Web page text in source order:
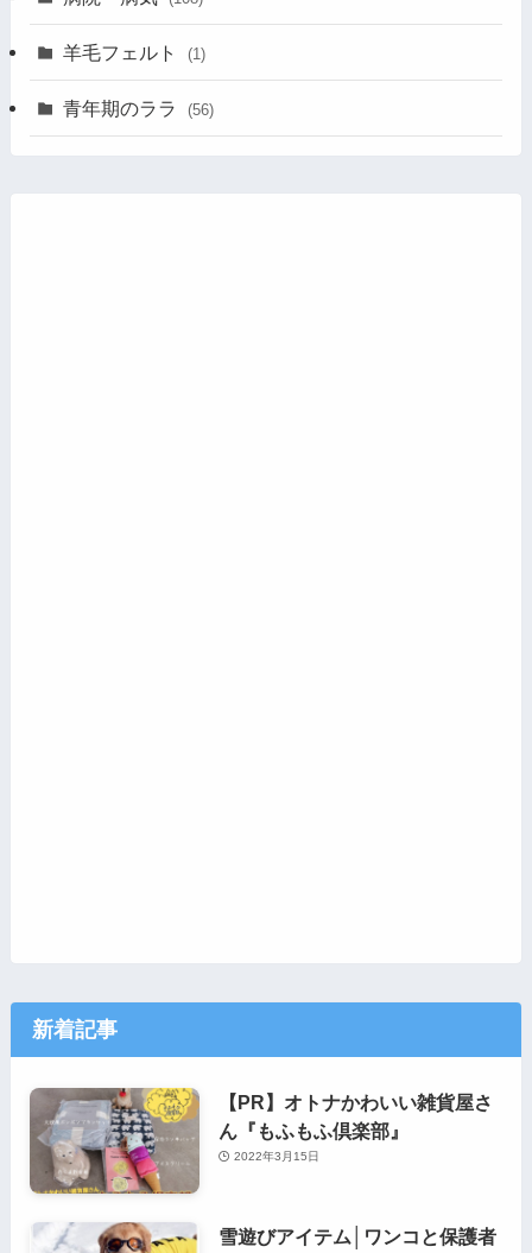
羊毛フェルト (1)
青年期のララ (56)
新着記事
【PR】オトナかわいい雑貨屋さ
ん『もふもふ倶楽部』
2022年3月15日
雪遊びアイテム│ワンコと保護者